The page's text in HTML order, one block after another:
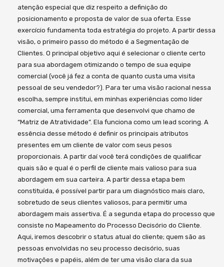
atenção especial que diz respeito a definição do
posicionamento e proposta de valor de sua oferta. Esse
exercício fundamenta toda estratégia do projeto. A partir dessa
visão, o primeiro passo do método é a Segmentação de
Clientes. O principal objetivo aqui é selecionar o cliente certo
para sua abordagem otimizando o tempo de sua equipe
comercial (você já fez a conta de quanto custa uma visita
pessoal de seu vendedor?). Para ter uma visão racional nessa
escolha, sempre institui, em minhas experiências como líder
comercial, uma ferramenta que desenvolvi que chamo de
“Matriz de Atratividade”. Ela funciona como um lead scoring. A
essência desse método é definir os principais atributos
presentes em um cliente de valor com seus pesos
proporcionais. A partir daí você terá condições de qualificar
quais são e qual é o perfil de cliente mais valioso para sua
abordagem em sua carteira. A partir dessa etapa bem
constituída, é possível partir para um diagnóstico mais claro,
sobretudo de seus clientes valiosos, para permitir uma
abordagem mais assertiva. É a segunda etapa do processo que
consiste no Mapeamento do Processo Decisório do Cliente.
Aqui, iremos descobrir o status atual do cliente; quem são as
pessoas envolvidas no seu processo decisório, suas
motivações e papéis, além de ter uma visão clara da sua